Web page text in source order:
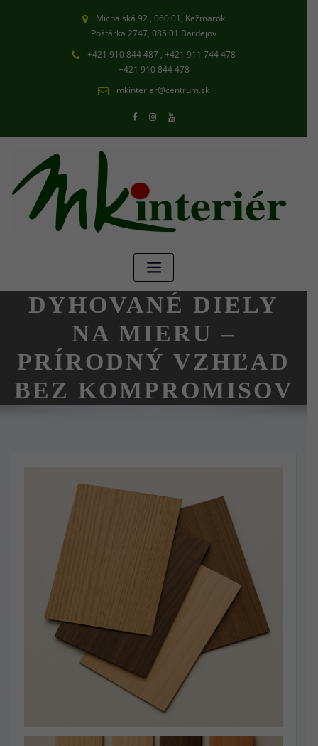
Michalská 92 , 060 01, Kežmarok
Poštárka 2747, 085 01 Bardejov
+421 910 844 487 , +421 911 744 478
+421 910 844 478
mkinterier@centrum.sk
DYHOVANÉ DIELY
NA MIERU –
PRÍRODNÝ VZHĽAD
BEZ KOMPROMISOV